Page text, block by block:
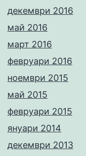
декември 2016
май 2016
март 2016
февруари 2016
ноември 2015
май 2015
февруари 2015
януари 2014
декември 2013